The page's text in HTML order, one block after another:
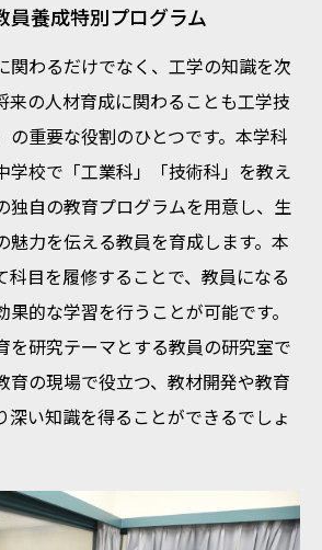
員養成特別プログラム
関わるだけでなく、工学の知識を次
来の人材育成に関わることも工学技
の重要な役割のひとつです。本学科
学校で「工業科」「技術科」を教え
独自の教育プログラムを用意し、生
魅力を伝える教員を育成します。本
科目を履修することで、教員になる
的な学習を行うことが可能です。
を研究テーマとする教員の研究室で
育の現場で役立つ、教材開発や教育
深い知識を得ることができるでしょ